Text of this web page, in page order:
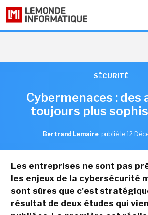
SÉCURITÉ
Cybermenaces : des
toujours plus
Bertrand Lemaire, publié le 12
Les entreprises ne sont pas
les enjeux de la cybersécurité
sont sûres que c'est
résultat de deux études qui